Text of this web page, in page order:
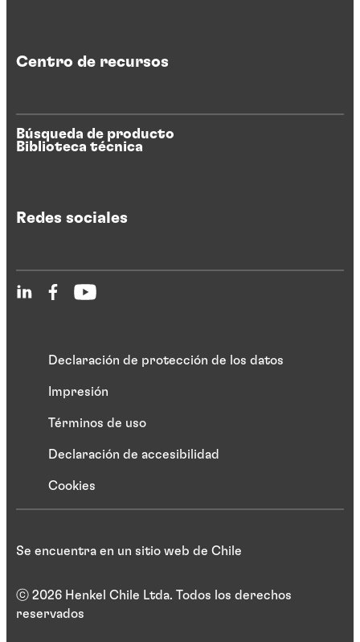
Centro de recursos
Búsqueda de producto
Biblioteca técnica
Redes sociales
Declaración de protección de los datos
Impresión
Términos de uso
Declaración de accesibilidad
Cookies
ⓒ 2026 Henkel Chile Ltda. Todos los derechos
reservados
Se encuentra en un sitio web de Chile